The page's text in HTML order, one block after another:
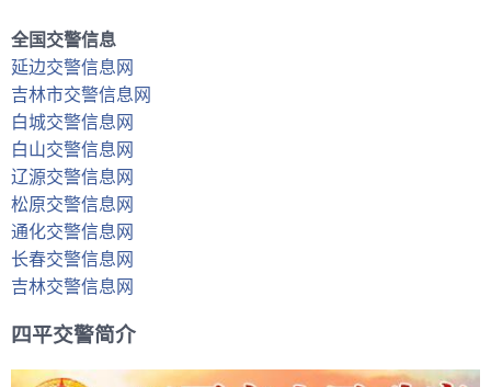
全国交警信息
延边交警信息网
吉林市交警信息网
白城交警信息网
白山交警信息网
辽源交警信息网
松原交警信息网
通化交警信息网
长春交警信息网
吉林交警信息网
四平交警简介